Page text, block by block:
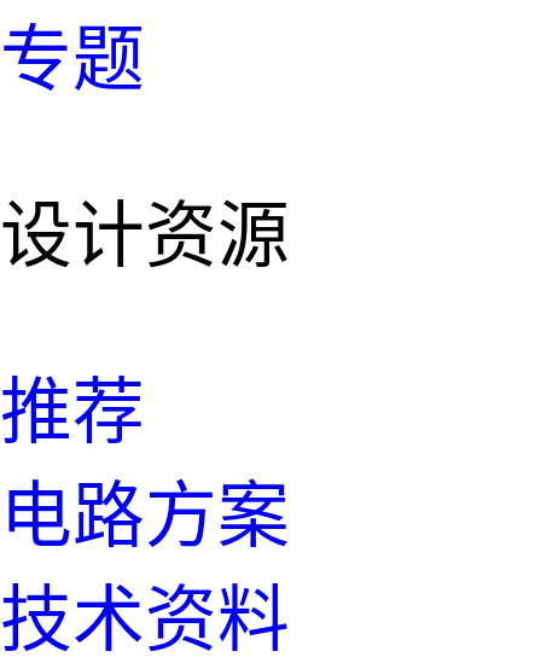
专题
设计资源
推荐
电路方案
技术资料